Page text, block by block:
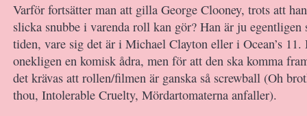
Varför fortsätter man att gilla George Clooney, trots att
slicka snubbe i varenda roll kan gör? Han är ju egentligen
tiden, vare sig det är i Michael Clayton eller i Ocean’s 11.
onekligen en komisk ådra, men för att den ska komma
det krävas att rollen/filmen är ganska så screwball (Oh
thou, Intolerable Cruelty, Mördartomaterna anfaller).